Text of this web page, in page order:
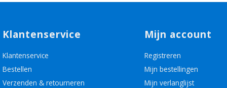
Klantenservice
Klantenservice
Bestellen
Verzenden & retourneren
Mijn account
Registreren
Mijn bestellingen
Mijn verlanglijst